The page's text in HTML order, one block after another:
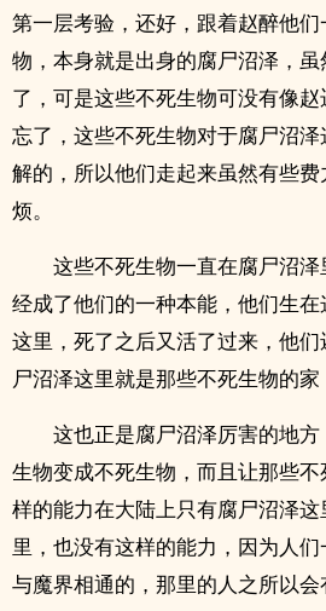
第一层考验，还好，跟着赵醉他
物，本身就是出身的腐尸沼泽，
了，可是这些不死生物可没有像
忘了，这些不死生物对于腐尸沼
解的，所以他们走起来虽然有些
烦。
这些不死生物一直在腐尸沼
经成了他们的一种本能，他们生
这里，死了之后又活了过来，他
尸沼泽这里就是那些不死生物的家
这也正是腐尸沼泽厉害的地
生物变成不死生物，而且让那些
样的能力在大陆上只有腐尸沼泽
里，也没有这样的能力，因为人
与魔界相通的，那里的人之所以